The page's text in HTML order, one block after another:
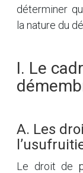
déterminer
la nature du
I. Le
A. Les
Le droit de